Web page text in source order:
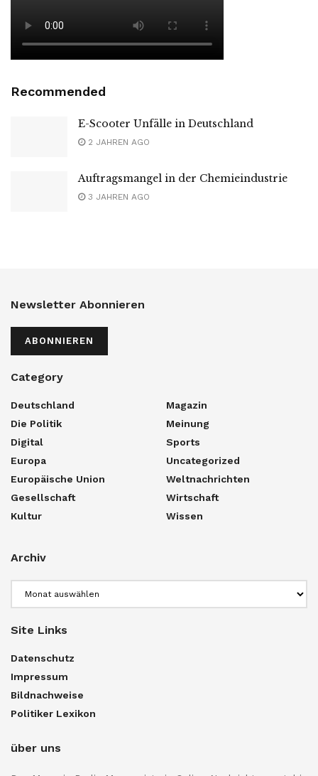
Recommended
E-Scooter Unfälle in Deutschland
2 JAHREN AGO
Auftragsmangel in der Chemieindustrie
3 JAHREN AGO
Newsletter Abonnieren
ABONNIEREN
Category
Deutschland
Die Politik
Digital
Europa
Europäische Union
Gesellschaft
Kultur
Magazin
Meinung
Sports
Uncategorized
Weltnachrichten
Wirtschaft
Wissen
Archiv
Site Links
Datenschutz
Impressum
Bildnachweise
Politiker Lexikon
über uns